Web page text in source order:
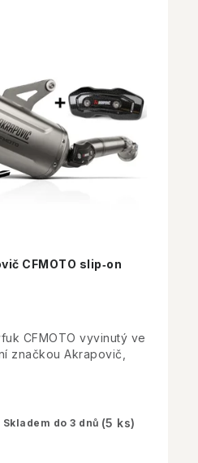
CFMOTO slip‑on
Skladem do 3 dnů (5 ks)
CFMOTO vyvinutý ve
značkou Akrapovič,